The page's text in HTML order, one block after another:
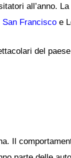
all’anno.
San Francisco e
del
Il